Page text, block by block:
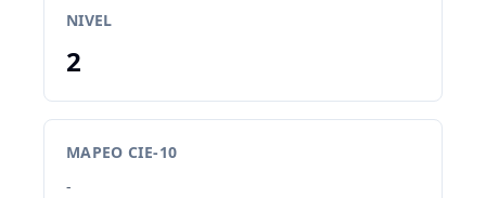
NIVEL
2
MAPEO CIE-10
-